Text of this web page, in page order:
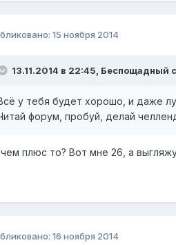
15 ноября 2014
13.11.2014 в 22:45, Беспощадный
у тебя будет хорошо, и даже
форум, пробуй, делай
плюс то? Вот мне 26, а
16 ноября 2014